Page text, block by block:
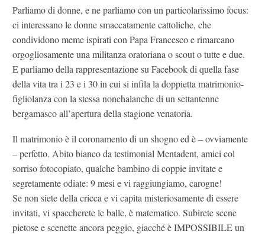
Parliamo di donne, e ne parliamo con un particolarissimo focus:
ci interessano le donne smaccatamente cattoliche, che
condividono meme ispirati con Papa Francesco e rimarcano
orgogliosamente una militanza oratoriana o scout o tutte e due.
E parliamo della rappresentazione su Facebook di quella fase
della vita tra i 23 e i 30 in cui si infila la doppietta matrimonio-
figliolanza con la stessa nonchalanche di un settantenne
bergamasco all’apertura della stagione venatoria.
Il matrimonio è il coronamento di un shogno ed è – ovviamente
– perfetto. Abito bianco da testimonial Mentadent, amici col
sorriso fotocopiato, qualche bambino di coppie invitate e
segretamente odiate: 9 mesi e vi raggiungiamo, carogne!
Se non siete della cricca e vi capita misteriosamente di essere
invitati, vi spaccherete le balle, è matematico. Subirete scene
pietose e scenette ancora peggio, giacché è IMPOSSIBILE un